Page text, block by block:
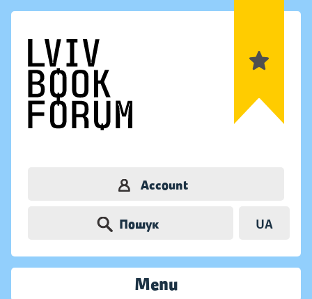
Account
Пошук UA
Menu